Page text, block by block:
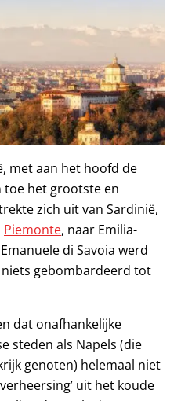
met aan het hoofd de
toe het grootste en
zich uit van Sardinië,
Piemonte, naar Emilia-
di Savoia werd
gebombardeerd tot
dat onafhankelijke
steden als Napels (die
genoten) helemaal niet
uit het koude